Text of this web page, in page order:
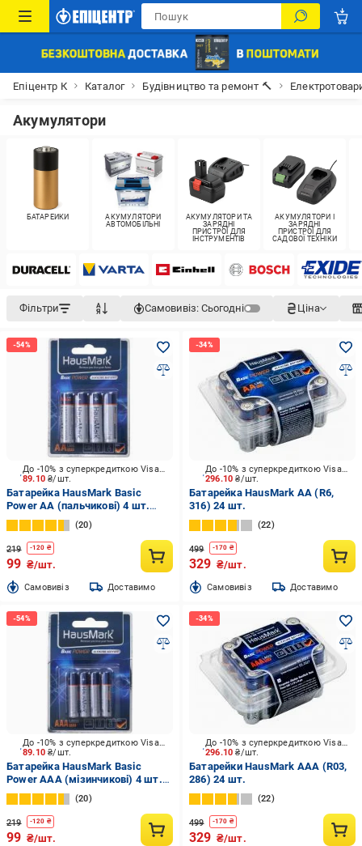
Епіцентр К Каталог Будівництво та ремонт 🔨
Акумулятори
БАТАРЕЙКИ
АКУМУЛЯТОРИ
АВТОМОБІЛЬНІ
АКУМУЛЯТОРИ ТА
ЗАРЯДНІ
ПРИСТРОЇ ДЛЯ
ІНСТРУМЕНТІВ
АКУМУЛЯТОРИ І
ЗАРЯДНІ
ПРИСТРОЇ ДЛЯ
САДОВОЇ ТЕХНІКИ
Фільтри Самовивіз: Сьогодні Ціна
89.10₴/шт.
До -10% з суперкредиткою Visa Вигода
Батарейка HausMark Basic
Power AA (пальчикові) 4 шт.
(MST-AL4АА)
20
219 -120 ₴
99 ₴/шт.
Cамовивіз Доставимо
296.10₴/шт.
До -10% з суперкредиткою Visa Вигода
Батарейка HausMark AA (R6,
316) 24 шт.
22
499 -170 ₴
329 ₴/шт.
Cамовивіз Доставимо
89.10₴/шт.
До -10% з суперкредиткою Visa Вигода
Батарейка HausMark Basic
Power AAA (мізинчикові) 4 шт.
(MST-AL4ААА)
20
219 -120 ₴
99 ₴/шт.
296.10₴/шт.
До -10% з суперкредиткою Visa Вигода
Батарейки HausMark AAA (R03,
286) 24 шт.
22
499 -170 ₴
329 ₴/шт.